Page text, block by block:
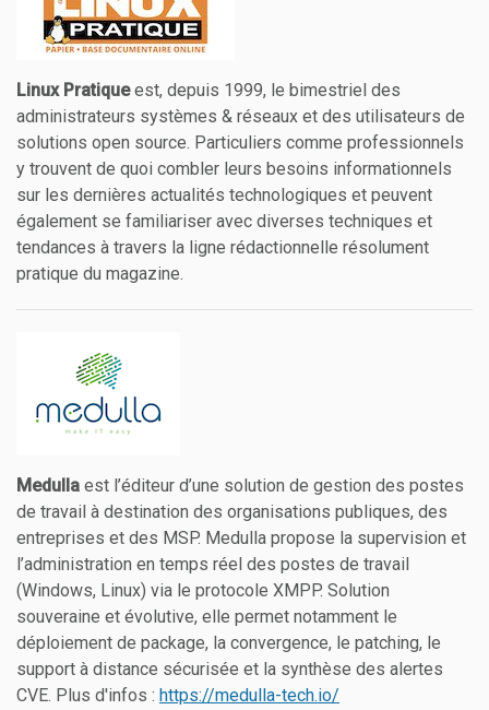
Linux Pratiqueest, depuis 1999, le bimestriel des
administrateurs systèmes & réseaux et des utilisateurs de
solutions open source. Particuliers comme professionnels
y trouvent de quoi combler leurs besoins informationnels
sur les dernières actualités technologiques et peuvent
également se familiariser avec diverses techniques et
tendances à travers la ligne rédactionnelle résolument
pratique du magazine.
Medulla est l’éditeur d’une solution de gestion des postes
de travail à destination des organisations publiques, des
entreprises et des MSP. Medulla propose la supervision et
l’administration en temps réel des postes de travail
(Windows, Linux) via le protocole XMPP. Solution
souveraine et évolutive, elle permet notamment le
déploiement de package, la convergence, le patching, le
support à distance sécurisée et la synthèse des alertes
CVE. Plus d'infos : https://medulla-tech.io/